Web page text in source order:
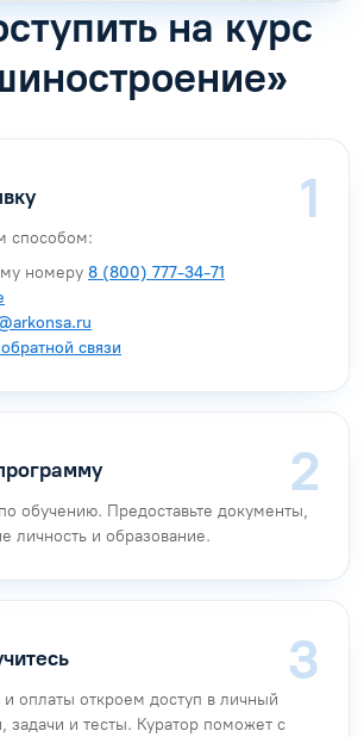
на курс
способом:
номеру 8 (800) 777-34-71
связи
обучению. Предоставьте документы,
личность и образование.
оплаты откроем доступ в личный
задачи и тесты. Куратор поможет с